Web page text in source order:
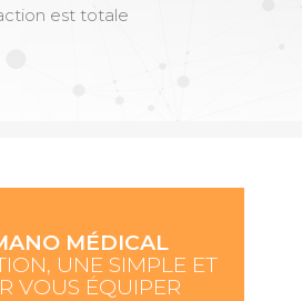
est totale
MÉDICAL
UNE SIMPLE ET
VOUS ÉQUIPER